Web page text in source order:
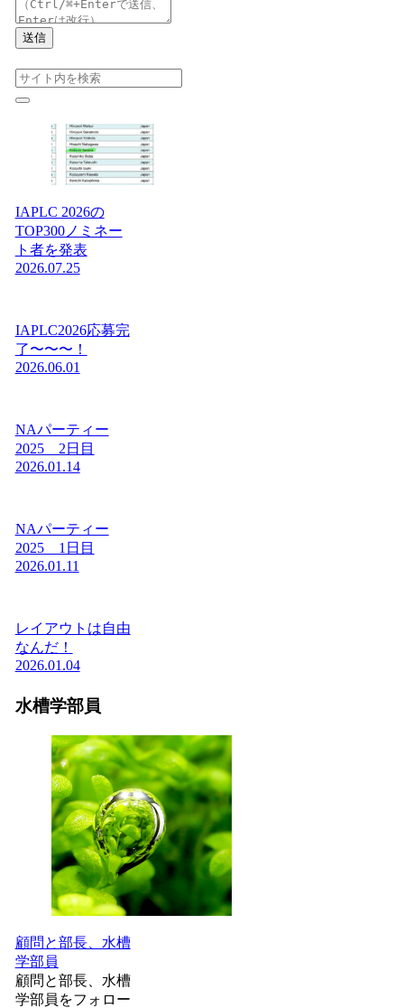
送信
IAPLC 2026の
TOP300ノミネー
ト者を発表
2026.07.25
IAPLC2026応募完
了〜〜〜！
2026.06.01
NAパーティー
2025 2日目
2026.01.14
NAパーティー
2025 1日目
2026.01.11
レイアウトは自由
なんだ！
2026.01.04
水槽学部員
顧問と部長、水槽
学部員
顧問と部長、水槽
学部員をフォロー